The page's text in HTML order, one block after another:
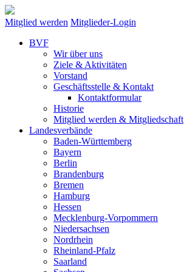
Mitglied werden Mitglieder-Login
BVF
Wir über uns
Ziele & Aktivitäten
Vorstand
Geschäftsstelle & Kontakt
Kontaktformular
Historie
Mitglied werden & Mitgliedschaft
Landesverbände
Baden-Württemberg
Bayern
Berlin
Brandenburg
Bremen
Hamburg
Hessen
Mecklenburg-Vorpommern
Niedersachsen
Nordrhein
Rheinland-Pfalz
Saarland